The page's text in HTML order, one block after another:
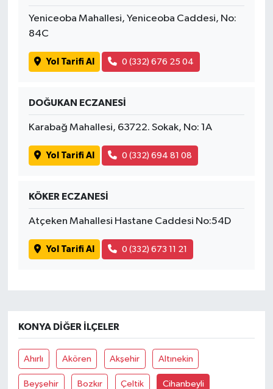
Yeniceoba Mahallesi, Yeniceoba Caddesi, No:
84C
Yol Tarifi Al 0 (332) 676 25 04
DOĞUKAN ECZANESİ
Karabağ Mahallesi, 63722. Sokak, No: 1A
Yol Tarifi Al 0 (332) 694 81 08
KÖKER ECZANESİ
Atçeken Mahallesi Hastane Caddesi No:54D
Yol Tarifi Al 0 (332) 673 11 21
KONYA DIĞER İLÇELER
Ahırlı Akören Akşehir Altınekin
Beyşehir Bozkır Çeltik Cihanbeyli